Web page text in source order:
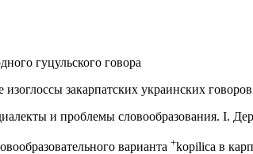
гуцульского говора
закарпатских украинских
и проблемы словообразования. I.
варианта +kopilica в